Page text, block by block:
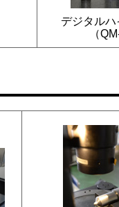
デジタル
（